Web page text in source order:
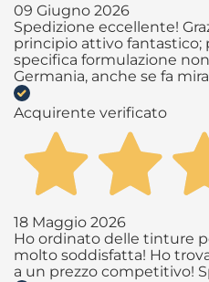
09 Giugno 2026
Spedizione eccellente!
principio attivo
specifica formulazione
Germania, anche se fa
Acquirente verificato
18 Maggio 2026
Ho ordinato delle tinture
molto soddisfatta! Ho
a un prezzo competitivo!